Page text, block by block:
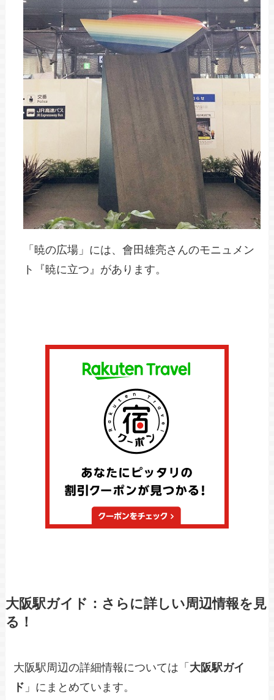
「暁の広場」には、會田雄亮さんのモニュメン
ト『暁に立つ』があります。
大阪駅ガイド：さらに詳しい周辺情報を見
る！
大阪駅周辺の詳細情報については「 大阪駅ガイ
ド 」にまとめています。